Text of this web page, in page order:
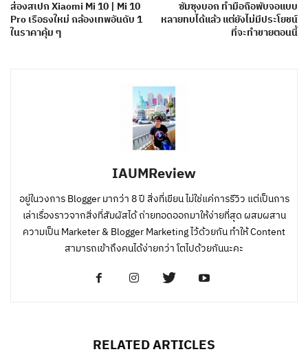
ส่องสเปก Xiaomi Mi 10 | Mi 10
Pro เรือธงใหม่ กล้องเทพอันดับ 1
ในราคาคุ้ม ๆ
ซัมซุงบอก ทำมือถือพับจอแบบ
หลายทบได้แล้ว แต่ยังไม่มีประโยชน์
ที่จะทำขายตอนนี้
IAUMReview
อยู่ในวงการ Blogger มากว่า 8 ปี สิ่งที่เขียน ไม่ใช่แค่การรีวิว แต่เป็นการ
เล่าเรื่องราวจากสิ่งที่สัมผัสได้ ถ่ายทอดออกมาให้ง่ายที่สุด ผสมผสาน
ความเป็น Marketer & Blogger Marketing ไว้ด้วยกัน ทำให้ Content
สามารถเข้าถึงคนได้ง่ายกว่า โตไปด้วยกันนะคะ
RELATED ARTICLES